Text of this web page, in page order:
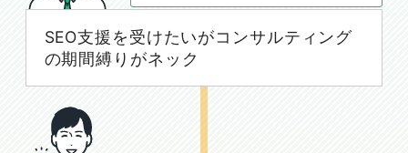
SEO支援を受けたいがコンサルティング
の期間縛りがネック